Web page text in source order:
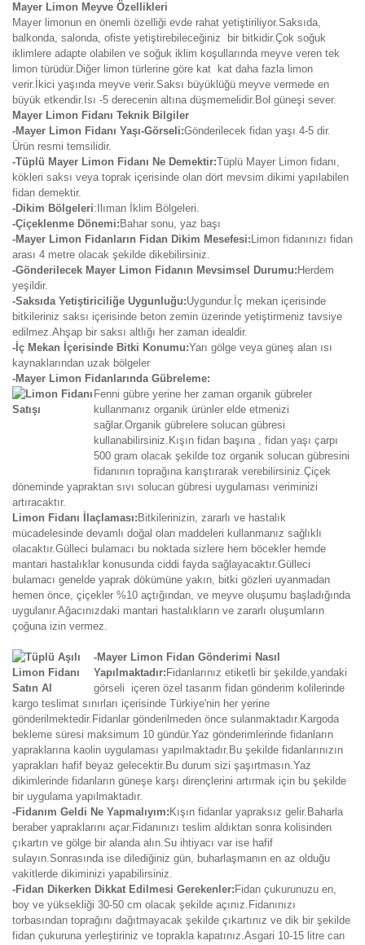
Mayer Limon Meyve Özellikleri
Mayer limonun en önemli özelliği evde rahat yetiştiriliyor.Saksıda,
balkonda, salonda, ofiste yetiştirebileceğiniz bir bitkidir.Çok soğuk
iklimlere adapte olabilen ve soğuk iklim koşullarında meyve veren tek
limon türüdür.Diğer limon türlerine göre kat kat daha fazla limon
verir.İkici yaşında meyve verir.Saksı büyüklüğü meyve vermede en
büyük etkendir.Isı -5 derecenin altına düşmemelidir.Bol güneşi sever.
Mayer Limon Fidanı Teknik Bilgiler
-Mayer Limon Fidanı Yaşı-Görseli:Gönderilecek fidan yaşı 4-5 dir.
Ürün resmi temsilidir.
-Tüplü Mayer Limon Fidanı Ne Demektir:Tüplü Mayer Limon fidanı,
kökleri saksı veya toprak içerisinde olan dört mevsim dikimi yapılabilen
fidan demektir.
-Dikim Bölgeleri:Ilıman İklim Bölgeleri.
-Çiçeklenme Dönemi: Bahar sonu, yaz başı
-Mayer Limon Fidanların Fidan Dikim Mesefesi: Limon fidanınızı fidan
arası 4 metre olacak şekilde dikebilirsiniz.
-Gönderilecek Mayer Limon Fidanın Mevsimsel Durumu: Herdem
yeşildir.
-Saksıda Yetiştiriciliğe Uygunluğu:Uygundur.İç mekan içerisinde
bitkileriniz saksı içerisinde beton zemin üzerinde yetiştirmeniz tavsiye
edilmez.Ahşap bir saksı altlığı her zaman idealdir.
-İç Mekan İçerisinde Bitki Konumu:Yarı gölge veya güneş alan ısı
kaynaklarından uzak bölgeler
-Mayer Limon Fidanlarında Gübreleme:
Fenni gübre yerine her zaman organik gübreler
kullanmanız organik ürünler elde etmenizi
sağlar.Organik gübrelere solucan gübresi
kullanabilirsiniz.Kışın fidan başına , fidan yaşı çarpı
500 gram olacak şekilde toz organik solucan gübresini
fidanının toprağına karıştırarak verebilirsiniz.Çiçek
döneminde yapraktan sıvı solucan gübresi uygulaması veriminizi
artıracaktır.
Limon Fidanı İlaçlaması: Bitkilerinizin, zararlı ve hastalık
mücadelesinde devamlı doğal olan maddeleri kullanmanız sağlıklı
olacaktır.Gülleci bulamacı bu noktada sizlere hem böcekler hemde
mantari hastalıklar konusunda ciddi fayda sağlayacaktır.Gülleci
bulamacı genelde yaprak dökümüne yakın, bitki gözleri uyanmadan
hemen önce, çiçekler %10 açtığından, ve meyve oluşumu başladığında
uygulanır.Ağacınızdaki mantari hastalıkların ve zararlı oluşumların
çoğuna izin vermez.
-Mayer Limon Fidan Gönderimi Nasıl
Yapılmaktadır: Fidanlarınız etiketli bir şekilde,yandaki
görseli içeren özel tasarım fidan gönderim kolilerinde
kargo teslimat sınırları içerisinde Türkiye'nin her yerine
gönderilmektedir.Fidanlar gönderilmeden önce sulanmaktadır.Kargoda
bekleme süresi maksimum 10 gündür.Yaz gönderimlerinde fidanların
yapraklarına kaolin uygulaması yapılmaktadır.Bu şekilde fidanlarınızın
yaprakları hafif beyaz gelecektir.Bu durum sizi şaşırtmasın.Yaz
dikimlerinde fidanların güneşe karşı dirençlerini artırmak için bu şekilde
bir uygulama yapılmaktadır.
-Fidanım Geldi Ne Yapmalıyım: Kışın fidanlar yapraksız gelir.Baharla
beraber yapraklarını açar.Fidanınızı teslim aldıktan sonra kolisinden
çıkartın ve gölge bir alanda alın.Su ihtiyacı var ise hafif
sulayın.Sonrasında ise dilediğiniz gün, buharlaşmanın en az olduğu
vakitlerde dikiminizi yapabilirsiniz.
-Fidan Dikerken Dikkat Edilmesi Gerekenler: Fidan çukurunuzu en,
boy ve yüksekliği 30-50 cm olacak şekilde açınız.Fidanınızı
torbasından toprağını dağıtmayacak şekilde çıkartınız ve dik bir şekilde
fidan çukuruna yerleştiriniz ve toprakla kapatınız.Asgari 10-15 litre can